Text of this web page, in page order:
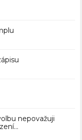
nepovažuji